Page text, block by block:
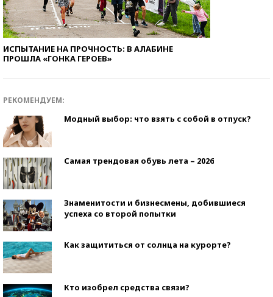
ИСПЫТАНИЕ НА ПРОЧНОСТЬ: В АЛАБИНЕ
ПРОШЛА «ГОНКА ГЕРОЕВ»
РЕКОМЕНДУЕМ:
Модный выбор: что взять с собой в отпуск?
Самая трендовая обувь лета – 2026
Знаменитости и бизнесмены, добившиеся
успеха со второй попытки
Как защититься от солнца на курорте?
Кто изобрел средства связи?